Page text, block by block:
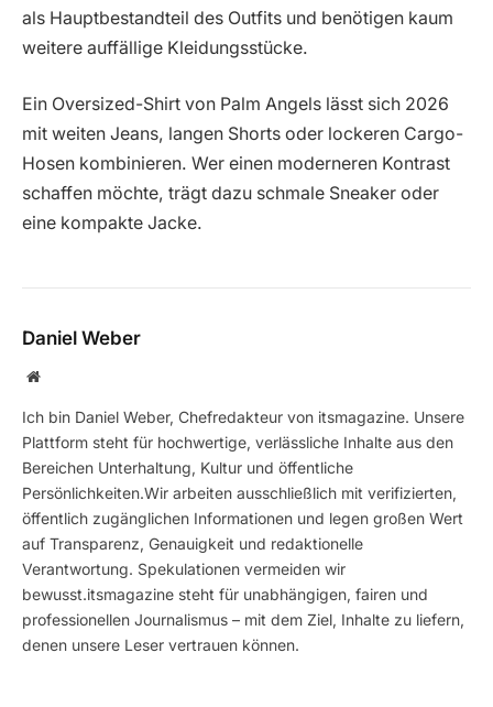
als Hauptbestandteil des Outfits und benötigen kaum
weitere auffällige Kleidungsstücke.
Ein Oversized-Shirt von Palm Angels lässt sich 2026
mit weiten Jeans, langen Shorts oder lockeren Cargo-
Hosen kombinieren. Wer einen moderneren Kontrast
schaffen möchte, trägt dazu schmale Sneaker oder
eine kompakte Jacke.
Daniel Weber
Website
Ich bin Daniel Weber, Chefredakteur von itsmagazine. Unsere
Plattform steht für hochwertige, verlässliche Inhalte aus den
Bereichen Unterhaltung, Kultur und öffentliche
Persönlichkeiten.Wir arbeiten ausschließlich mit verifizierten,
öffentlich zugänglichen Informationen und legen großen Wert
auf Transparenz, Genauigkeit und redaktionelle
Verantwortung. Spekulationen vermeiden wir
bewusst.itsmagazine steht für unabhängigen, fairen und
professionellen Journalismus – mit dem Ziel, Inhalte zu liefern,
denen unsere Leser vertrauen können.